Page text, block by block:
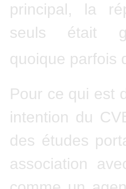
principal, la
seuls était
quoique parfois
Pour ce qui est
intention du
des études
association